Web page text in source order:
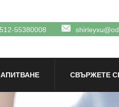
55380008
СВЪРЖЕТЕ